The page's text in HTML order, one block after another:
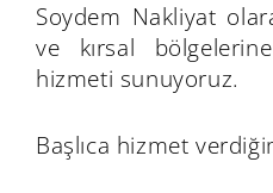
Soydem Nakliyat
ve kırsal
hizmeti sunuyoruz.
Başlıca hizmet